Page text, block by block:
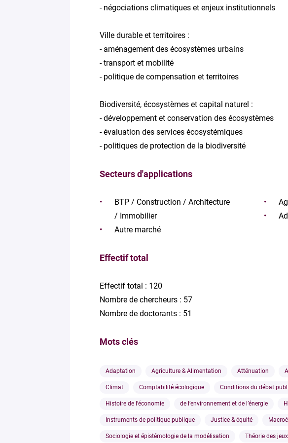
- négociations climatiques et enjeux institutionnels
Ville durable et territoires :
- aménagement des écosystèmes urbains
- transport et mobilité
- politique de compensation et territoires
Biodiversité, écosystèmes et capital naturel :
- développement et conservation des écosystèmes
- évaluation des services écosystémiques
- politiques de protection de la biodiversité
Secteurs d'applications
BTP / Construction / Architecture
/ Immobilier
Autre marché
Effectif total
Effectif total : 120
Nombre de chercheurs : 57
Nombre de doctorants : 51
Mots clés
Adaptation Agriculture & Alimentation Atténuation
Climat Comptabilité écologique Conditions du débat
Histoire de l’économie de l’environnement et de l’énergie
Instruments de politique publique Justice & équité
Sociologie et épistémologie de la modélisation Théorie des jeux